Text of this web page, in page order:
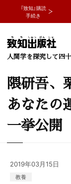
『致知』購読
手続き
人間学を探究して四
隈研吾
あなたの
一挙公開
2019年03月15日
教養